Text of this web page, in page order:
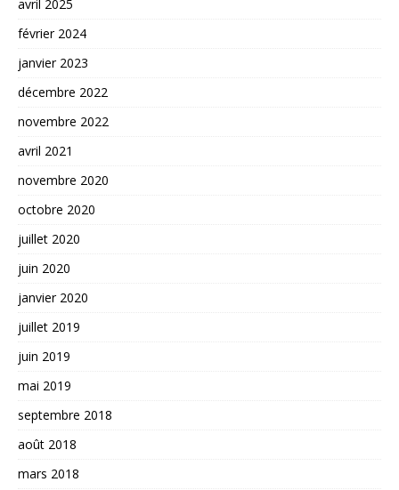
avril 2025
février 2024
janvier 2023
décembre 2022
novembre 2022
avril 2021
novembre 2020
octobre 2020
juillet 2020
juin 2020
janvier 2020
juillet 2019
juin 2019
mai 2019
septembre 2018
août 2018
mars 2018